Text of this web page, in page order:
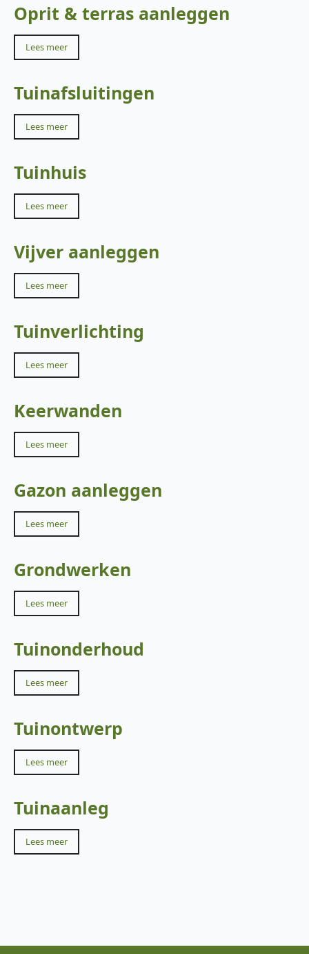
Oprit & terras aanleggen
Lees meer
Tuinafsluitingen
Lees meer
Tuinhuis
Lees meer
Vijver aanleggen
Lees meer
Tuinverlichting
Lees meer
Keerwanden
Lees meer
Gazon aanleggen
Lees meer
Grondwerken
Lees meer
Tuinonderhoud
Lees meer
Tuinontwerp
Lees meer
Tuinaanleg
Lees meer